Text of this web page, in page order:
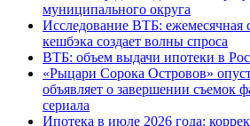
муниципального округа
Исследование ВТБ: ежемесячная
кешбэка создает волны спроса
ВТБ: объем выдачи ипотеки в
«Рыцари Сорока Островов»
объявляет о завершении съемок
сериала
Ипотека в июле 2026 года: